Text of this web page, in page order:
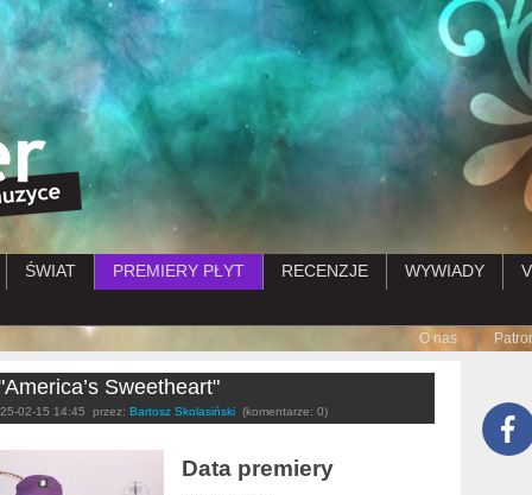
Przejdź do treści
ŚWIAT PREMIERY PŁYT RECENZJE WYWIADY
Submenu
O nas
Sweetheart"
02-15 14:45 przez: Bartosz Skolasiński (komentarze: 0)
Data premiery